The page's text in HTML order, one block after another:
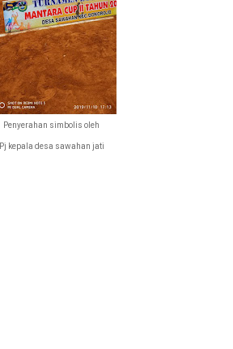
Penyerahan simbolis oleh
Pj kepala desa sawahan jati